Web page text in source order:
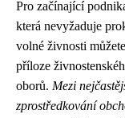
Pro začínající
která nevyžaduje
volné živnosti
příloze
oborů. Mezi
zprostředkování